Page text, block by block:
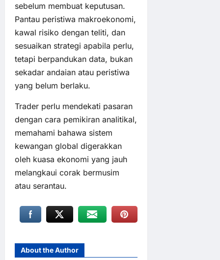
sebelum membuat keputusan.
Pantau peristiwa makroekonomi,
kawal risiko dengan teliti, dan
sesuaikan strategi apabila perlu,
tetapi berpandukan data, bukan
sekadar andaian atau peristiwa
yang belum berlaku.
Trader perlu mendekati pasaran
dengan cara pemikiran analitikal,
memahami bahawa sistem
kewangan global digerakkan
oleh kuasa ekonomi yang jauh
melangkaui corak bermusim
atau serantau.
About the Author